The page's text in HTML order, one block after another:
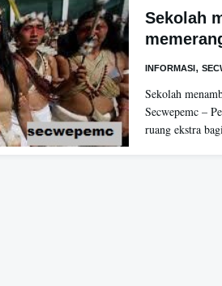
Sekolah
INFORMASI,
Sekolah
Secwepemc –
ruang ekstra